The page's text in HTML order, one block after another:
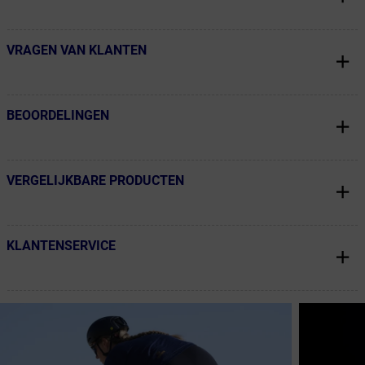
← Terug naar productnavigatie
VRAGEN VAN KLANTEN
← Terug naar productnavigatie
BEOORDELINGEN
← Terug naar productnavigatie
VERGELIJKBARE PRODUCTEN
← Terug naar productnavigatie
KLANTENSERVICE